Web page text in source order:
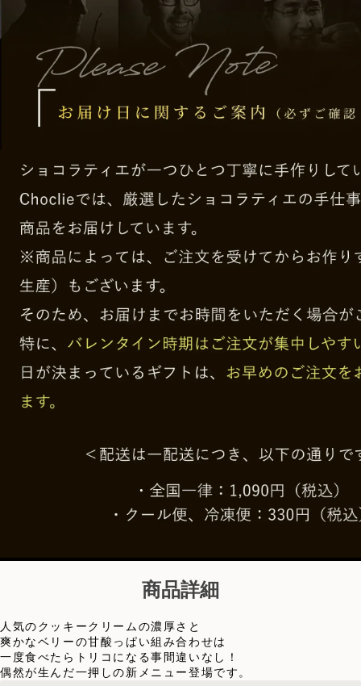
商品詳細
人気のクッキークリームの濃厚さと
爽かなベリーの甘酸っぱい組み合わせは
一度食べたらトリコになる事間違いなし！
偶然が生んだ一押しの新メニュー登場です。